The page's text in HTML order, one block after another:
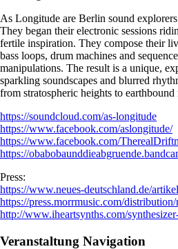
As Longitude are Berlin sound
They began their electronic sessions
fertile inspiration. They compose their
bass loops, drum machines and
manipulations. The result is a unique,
sparkling soundscapes and blurred
from stratospheric heights to earthbound
https://soundcloud.com/as-longitude
https://www.facebook.com/aslongitude/
https://www.facebook.com/
https://
Press:
https://www.neues-deutschland.de/
https://press.morrmusic.com/
http://www.iheartsynths.com/
Veranstaltung Navigation